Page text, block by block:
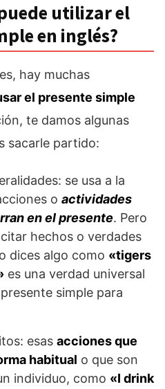
utilizar el
en inglés?
hay muchas
el presente simple
te damos algunas
sacarle partido:
se usa a la
o actividades
en el presente. Pero
hechos o verdades
dices algo como «tigers
es una verdad universal
simple para
esas acciones que
habitual o que son
individuo, como «I drink